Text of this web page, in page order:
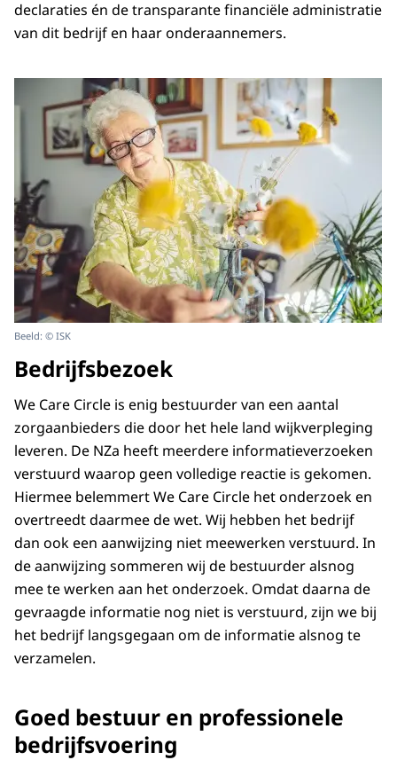
declaraties én de transparante financiële administratie
van dit bedrijf en haar onderaannemers.
Beeld: © ISK
Bedrijfsbezoek
We Care Circle is enig bestuurder van een aantal
zorgaanbieders die door het hele land wijkverpleging
leveren. De NZa heeft meerdere informatieverzoeken
verstuurd waarop geen volledige reactie is gekomen.
Hiermee belemmert We Care Circle het onderzoek en
overtreedt daarmee de wet. Wij hebben het bedrijf
dan ook een aanwijzing niet meewerken verstuurd. In
de aanwijzing sommeren wij de bestuurder alsnog
mee te werken aan het onderzoek. Omdat daarna de
gevraagde informatie nog niet is verstuurd, zijn we bij
het bedrijf langsgegaan om de informatie alsnog te
verzamelen.
Goed bestuur en professionele
bedrijfsvoering